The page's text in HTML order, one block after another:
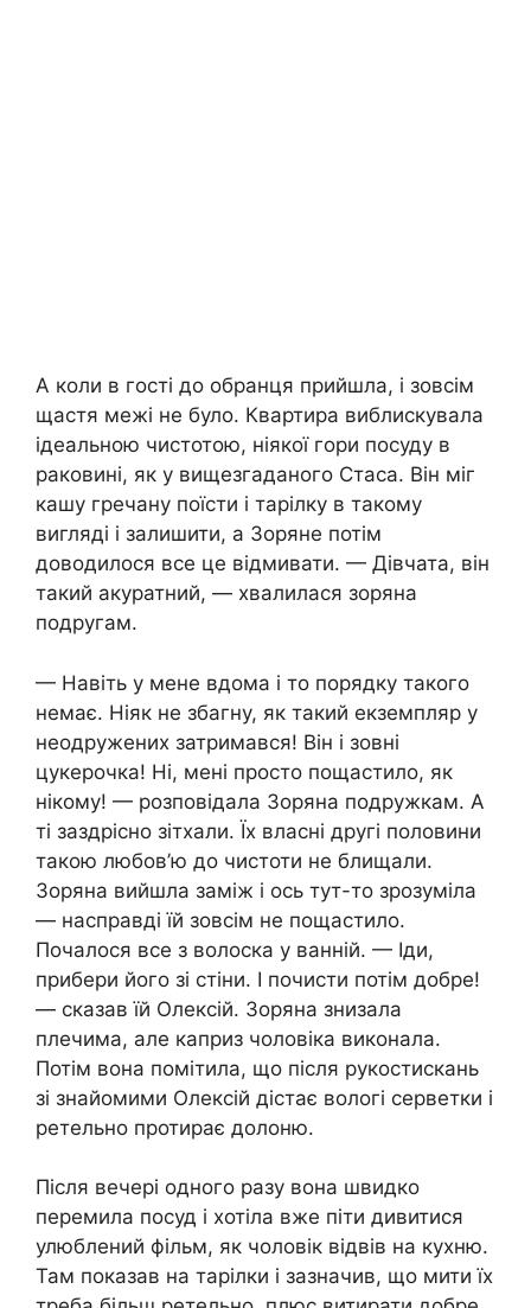
А коли в гості до обранця прийшла, і зовсім
щастя межі не було. Квартира виблискувала
ідеальною чистотою, ніякої гори посуду в
раковині, як у вищезгаданого Стаса. Він міг
кашу гречану поїсти і тарілку в такому
вигляді і залишити, а Зоряне потім
доводилося все це відмивати. — Дівчата, він
такий акуратний, — хвалилася зоряна
подругам.
— Навіть у мене вдома і то порядку такого
немає. Ніяк не збагну, як такий екземпляр у
неодружених затримався! Він і зовні
цукерочка! Ні, мені просто пощастило, як
нікому! — розповідала Зоряна подружкам. А
ті заздрісно зітхали. Їх власні другі половини
такою любов’ю до чистоти не блищали.
Зоряна вийшла заміж і ось тут-то зрозуміла
— насправді їй зовсім не пощастило.
Почалося все з волоска у ванній. — Іди,
прибери його зі стіни. І почисти потім добре!
— сказав їй Олексій. Зоряна знизала
плечима, але каприз чоловіка виконала.
Потім вона помітила, що після рукостискань
зі знайомими Олексій дістає вологі серветки і
ретельно протирає долоню.
Після вечері одного разу вона швидко
перемила посуд і хотіла вже піти дивитися
улюблений фільм, як чоловік відвів на кухню.
Там показав на тарілки і зазначив, що мити їх